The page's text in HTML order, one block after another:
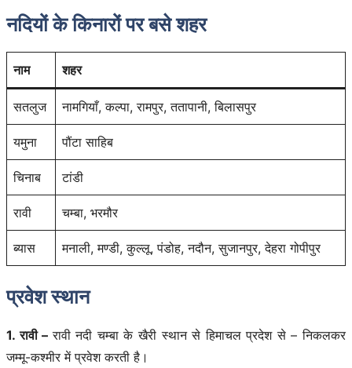
नदियों के किनारों पर बसे शहर
नाम शहर
सतलुज नामगियाँ, कल्पा, रामपुर, ततापानी, बिलासपुर
यमुना पौंटा साहिब
चिनाब टांडी
रावी चम्बा, भरमौर
ब्यास मनाली, मण्डी, कुल्लू, पंडोह, नदौन, सुजानपुर, देहरा गोपीपुर
प्रवेश स्थान
1. रावी –रावी नदी चम्बा के खैरी स्थान से हिमाचल प्रदेश से – निकलकर
जम्मू-कश्मीर में प्रवेश करती है।